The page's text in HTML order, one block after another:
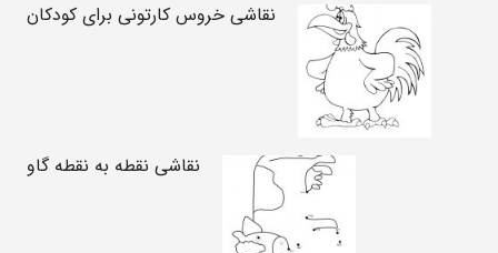
نقاشی خروس کارتونی برای کودکان
نقاشی نقطه به نقطه گاو